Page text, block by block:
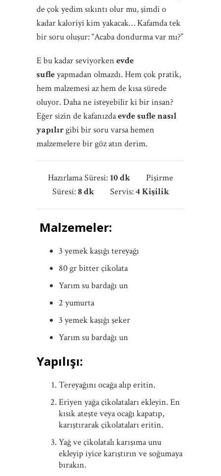
de çok yedim sıkıntı olur mu, şimdi o
kadar kaloriyi kim yakacak… Kafamda tek
bir soru oluşur: “Acaba dondurma var mı?”
E bu kadar seviyorken evde
sufleyapmadan olmazdı. Hem çok pratik,
hem malzemesi az hem de kısa sürede
oluyor. Daha ne isteyebilir ki bir insan?
Eğer sizin de kafanızdaevde sufle nasıl
yapılırgibi bir soru varsa hemen
malzemelere bir göz atın derim.
Hazırlama Süresi: 10 dk Pişirme
Süresi: 8 dkServis: 4 Kişilik
Malzemeler:
3 yemek kaşığı tereyağı
80 gr bitter çikolata
Yarım su bardağı un
2 yumurta
3 yemek kaşığı şeker
Yarım su bardağı un
Yapılışı:
Tereyağını ocağa alıp eritin.
Eriyen yağa çikolataları ekleyin. En
kısık ateşte veya ocağı kapatıp,
karıştırarak çikolataları eritin.
Yağ ve çikolatalı karışıma unu
ekleyip iyice karıştırın ve soğumaya
bırakın.